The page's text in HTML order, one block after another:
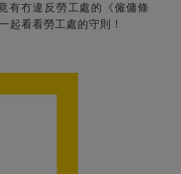
有冇違反勞工處的《僱傭條
起看看勞工處的守則！